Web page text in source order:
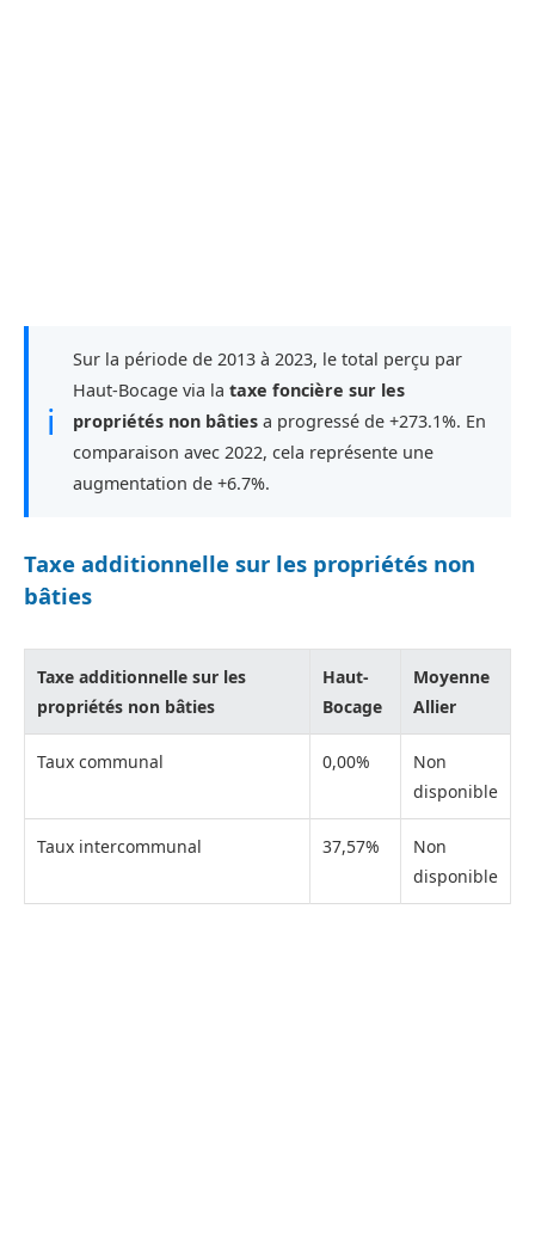
ℹ
Sur la période de 2013 à 2023, le total perçu par
Haut-Bocage via la taxe foncière sur les
propriétés non bâties a progressé de +273.1%. En
comparaison avec 2022, cela représente une
augmentation de +6.7%.
Taxe additionnelle sur les propriétés non
bâties
Taxe additionnelle sur les
propriétés non bâties
Haut-
Bocage
Moyenne
Allier
Taux communal 0,00%
Non
disponible
Taux intercommunal 37,57%
Non
disponible